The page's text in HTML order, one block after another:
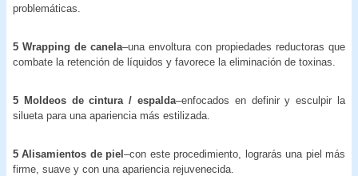
problemáticas.
5 Wrapping de canela–una envoltura con propiedades reductoras que
combate la retención de líquidos y favorece la eliminación de toxinas.
5 Moldeos de cintura / espalda–enfocados en definir y esculpir la
silueta para una apariencia más estilizada.
5 Alisamientos de piel–con este procedimiento, lograrás una piel más
firme, suave y con una apariencia rejuvenecida.